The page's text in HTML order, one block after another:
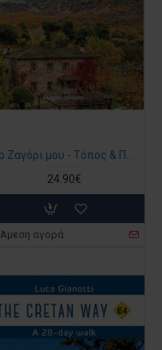
Το Ζαγόρι μου - Τόπος & Πεζοπορία (βιβλίο στα αγγλικά)
24.90€
Άμεση αγορά